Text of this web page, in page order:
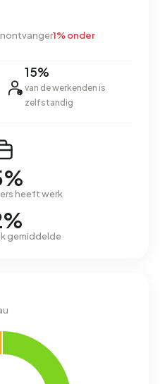
1% onder
15%
van de werkenden is
zelfstandig
heeft werk
gemiddelde